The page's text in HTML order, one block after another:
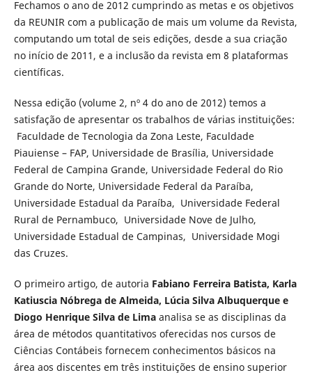
Fechamos o ano de 2012 cumprindo as metas e os objetivos
da REUNIR com a publicação de mais um volume da Revista,
computando um total de seis edições, desde a sua criação
no início de 2011, e a inclusão da revista em 8 plataformas
científicas.
Nessa edição (volume 2, nº 4 do ano de 2012) temos a
satisfação de apresentar os trabalhos de várias instituições:
Faculdade de Tecnologia da Zona Leste, Faculdade
Piauiense – FAP, Universidade de Brasília, Universidade
Federal de Campina Grande, Universidade Federal do Rio
Grande do Norte, Universidade Federal da Paraíba,
Universidade Estadual da Paraíba, Universidade Federal
Rural de Pernambuco, Universidade Nove de Julho,
Universidade Estadual de Campinas, Universidade Mogi
das Cruzes.
O primeiro artigo, de autoria Fabiano Ferreira Batista, Karla
Katiuscia Nóbrega de Almeida, Lúcia Silva Albuquerque e
Diogo Henrique Silva de Lima analisa se as disciplinas da
área de métodos quantitativos oferecidas nos cursos de
Ciências Contábeis fornecem conhecimentos básicos na
área aos discentes em três instituições de ensino superior